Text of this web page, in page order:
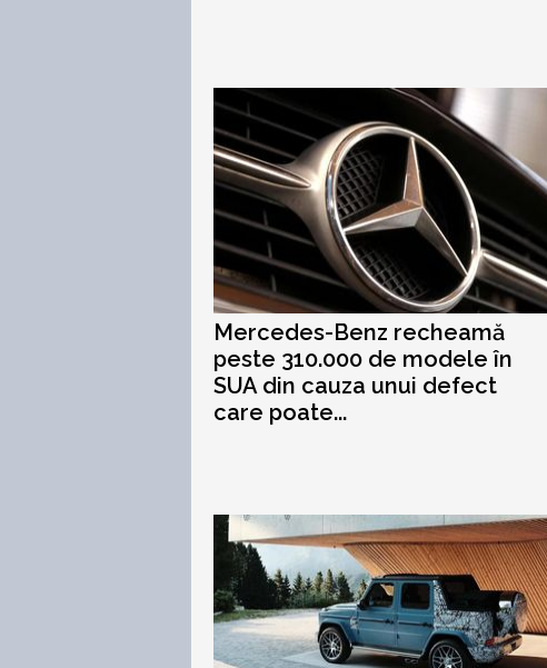
Mercedes-Benz recheamă
peste 310.000 de modele în
SUA din cauza unui defect
care poate...